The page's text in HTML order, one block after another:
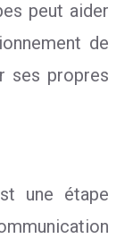
peut aider
de
ses propres
une étape